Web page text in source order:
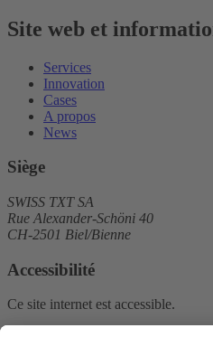
Site web et
Services
Innovation
Cases
A propos
News
Siège
SWISS TXT SA
Rue Alexander-Schöni 40
CH-2501 Biel/Bienne
Accessibilité
Ce site internet est accessible.